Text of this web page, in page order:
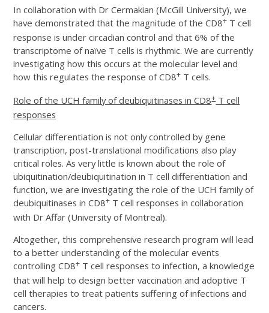
In collaboration with Dr Cermakian (McGill University), we
have demonstrated that the magnitude of the CD8+ T cell
response is under circadian control and that 6% of the
transcriptome of naïve T cells is rhythmic. We are currently
investigating how this occurs at the molecular level and
how this regulates the response of CD8+ T cells.
Role of the UCH family of deubiquitinases in CD8+T cell
responses
Cellular differentiation is not only controlled by gene
transcription, post-translational modifications also play
critical roles. As very little is known about the role of
ubiquitination/deubiquitination in T cell differentiation and
function, we are investigating the role of the UCH family of
deubiquitinases in CD8+ T cell responses in collaboration
with Dr Affar (University of Montreal).
Altogether, this comprehensive research program will lead
to a better understanding of the molecular events
controlling CD8+ T cell responses to infection, a knowledge
that will help to design better vaccination and adoptive T
cell therapies to treat patients suffering of infections and
cancers.